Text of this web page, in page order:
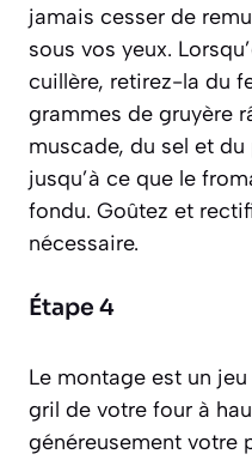
jamais cesser de
sous vos yeux.
cuillère, retirez-la du
grammes de gruyère
muscade, du sel et
jusqu’à ce que le
fondu. Goûtez et
nécessaire.
Étape 4
Le montage est un
gril de votre four à
généreusement votre